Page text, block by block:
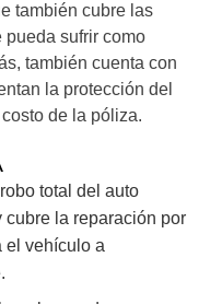
también cubre las
pueda sufrir como
también cuenta con
la protección del
de la póliza.
total del auto
cubre la reparación por
el vehículo a